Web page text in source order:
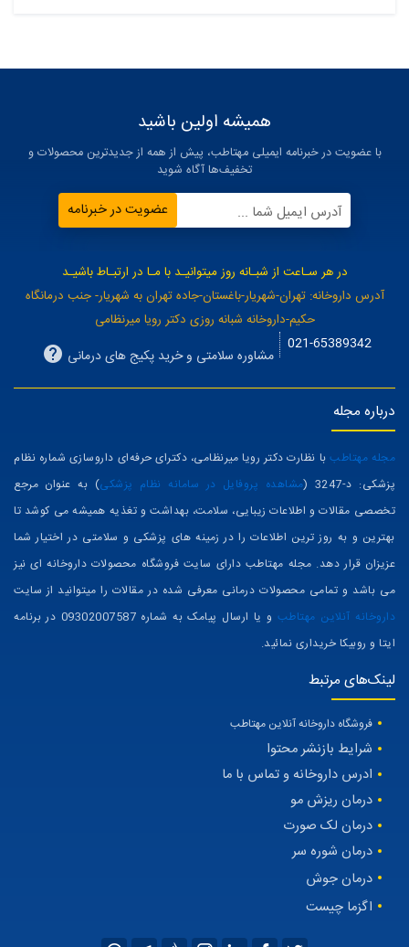
همیشه اولین باشید
با عضویت در خبرنامه ایمیلی مهتاطب، پیش از همه از جدیدترین محصولات و
تخفیف‌ها آگاه شوید
آدرس ایمیل شما ... عضویت در خبرنامه
در هر سـاعت از شبـانه روز میتوانیـد با مـا در ارتبـاط باشیـد
آدرس داروخانه: تهران-شهریار-باغستان-جاده تهران به شهریار- جنب درمانگاه
حکیم-داروخانه شبانه روزی دکتر رویا میرنظامی
021-65389342
مشاوره سلامتی و خرید پکیج های درمانی
درباره مجله
مجله مهتاطببا نظارت دکتر رویا میرنظامی، دکترای حرفه‌ای داروسازی شماره نظام
پزشکی: د-3247 (
مشاهده پروفایل در سامانه نظام پزشکی) به عنوان مرجع
تخصصی مقالات و اطلاعات زیبایی، سلامت، بهداشت و تغذیه همیشه می کوشد تا
بهترین و به روز ترین اطلاعات را در زمینه های پزشکی و سلامتی در اختیار شما
عزیزان قرار دهد. مجله مهتاطب دارای سایت فروشگاه محصولات داروخانه ای نیز
می باشد و تمامی محصولات درمانی معرفی شده در مقالات را میتوانید از سایت
داروخانه آنلاین مهتاطب
و یا ارسال پیامک به شماره 09302007587 در برنامه
ایتا و روبیکا خریداری نمائید.
لینک‌های مرتبط
فروشگاه داروخانه آنلاین مهتاطب
شرایط بازنشر محتوا
ادرس داروخانه و تماس با ما
درمان ریزش مو
درمان لک صورت
درمان شوره سر
درمان جوش
اگزما چیست